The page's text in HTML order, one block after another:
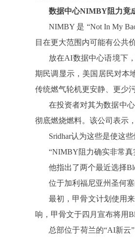
数据中心NIMBY阻力竟
NIMBY 是 “Not In My
目在更大范围内可能有公共
放在AI数据中心语境下
期民调显示，美国居民对本
传统燃气轮机更安静、更少
在投资者对其为数据中
彻底燃烧燃料。该公司表示
Sridhar认为这些是使这
“NIMBY阻力确实非常真
他指出了两个最近选择
位于加利福尼亚州圣何
最初，甲骨文计划使用
响，甲骨文于四月宣布将用
总部位于荷兰的“AI新云